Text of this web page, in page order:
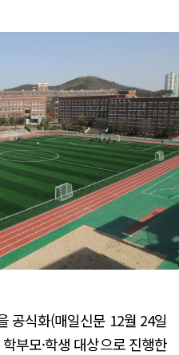
공식화(매일신문 12월 24일
부모·학생 대상으로 진행한